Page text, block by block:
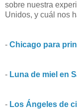
sobre nuestra
Unidos, y cuál nos
- Chicago para
- Luna de miel en
- Los Ángeles de